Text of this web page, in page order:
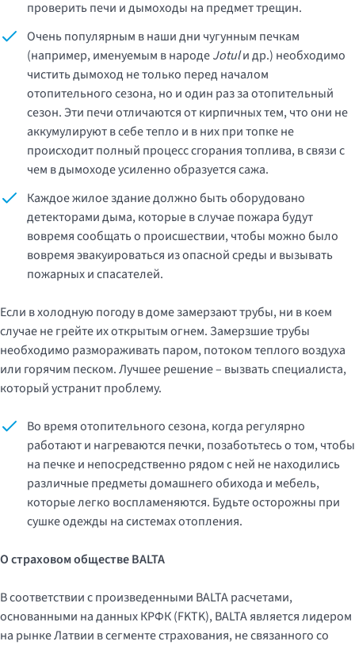
проверить печи и дымоходы на предмет трещин.
Очень популярным в наши дни чугунным печкам
(например, именуемым в народеJotulи др.) необходимо
чистить дымоход не только перед началом
отопительного сезона, но и один раз за отопительный
сезон. Эти печи отличаются от кирпичных тем, что они не
аккумулируют в себе тепло и в них при топке не
происходит полный процесс сгорания топлива, в связи с
чем в дымоходе усиленно образуется сажа.
Каждое жилое здание должно быть оборудовано
детекторами дыма, которые в случае пожара будут
вовремя сообщать о происшествии, чтобы можно было
вовремя эвакуироваться из опасной среды и вызывать
пожарных и спасателей.
Если в холодную погоду в доме замерзают трубы, ни в коем
случае не грейте их открытым огнем. Замерзшие трубы
необходимо размораживать паром, потоком теплого воздуха
или горячим песком. Лучшее решение – вызвать специалиста,
который устранит проблему.
Во время отопительного сезона, когда регулярно
работают и нагреваются печки, позаботьтесь о том, чтобы
на печке и непосредственно рядом с ней не находились
различные предметы домашнего обихода и мебель,
которые легко воспламеняются. Будьте осторожны при
сушке одежды на системах отопления.
О страховом обществе BALTA
В соответствии с произведенными BALTA расчетами,
основанными на данных КРФК (FKTK), BALTA является лидером
на рынке Латвии в сегменте страхования, не связанного со